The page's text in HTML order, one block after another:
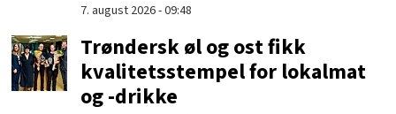
7. august 2026 - 09:48
Trøndersk øl og ost fikk
kvalitetsstempel for lokalmat
og -drikke